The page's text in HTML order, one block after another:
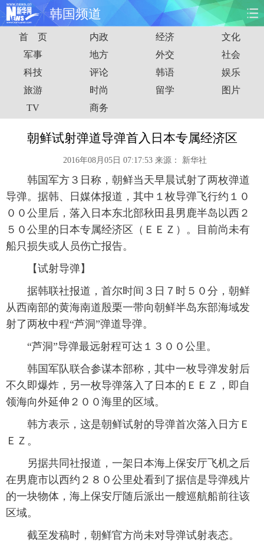
韩国频道
首页 时政 国际 财经
娱乐 体育 人事 教育
时尚 思客
港澳 台湾 华人 汽车
能源 房产
图片 视频 彩票 食品
旅游 健康 信息化 数据
金融 公益
富媒体 摄影 新华广播
新华电视中文 新华电视英文 返回PC
首 页 内政 经济
文化
军事
地方 外交
社会
科技
评论 韩语
娱乐
旅游
时尚 留学
图片
TV
商务
朝鲜试射弹道导弹首入日本专属经济区
2016年08月05日 07:17:53 来源： 新华社
韩国军方３日称，朝鲜当天早晨试射了两枚弹道
导弹。据韩、日媒体报道，其中１枚导弹飞行约１０
００公里后，落入日本东北部秋田县男鹿半岛以西２
５０公里的日本专属经济区（ＥＥＺ）。目前尚未有
船只损失或人员伤亡报告。
【试射导弹】
据韩联社报道，首尔时间３日７时５０分，朝鲜
从西南部的黄海南道殷栗一带向朝鲜半岛东部海域发
射了两枚中程“芦洞”弹道导弹。
“芦洞”导弹最远射程可达１３００公里。
韩国军队联合参谋本部称，其中一枚导弹发射后
不久即爆炸，另一枚导弹落入了日本的ＥＥＺ，即自
领海向外延伸２００海里的区域。
韩方表示，这是朝鲜试射的导弹首次落入日方Ｅ
ＥＺ。
另据共同社报道，一架日本海上保安厅飞机之后
在男鹿市以西约２８０公里处看到了据信是导弹残片
的一块物体，海上保安厅随后派出一艘巡航船前往该
区域。
截至发稿时，朝鲜官方尚未对导弹试射表态。